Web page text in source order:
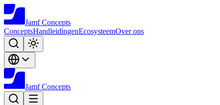
Jamf Concepts
ConceptsHandleidingenEcosysteemOver ons
Jamf Concepts